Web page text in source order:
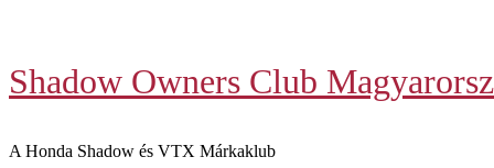
content
Shadow Owners Club
A Honda Shadow és VTX Márkaklub